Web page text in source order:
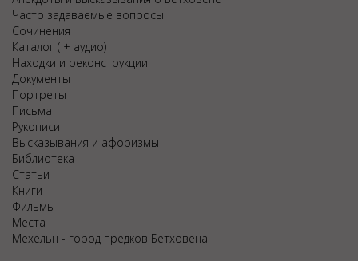
Часто задаваемые вопросы
Сочинения
Каталог ( + аудио)
Находки и реконструкции
Документы
Портреты
Письма
Рукописи
Высказывания и афоризмы
Библиотека
Статьи
Книги
Фильмы
Места
Мехельн - город предков Бетховена